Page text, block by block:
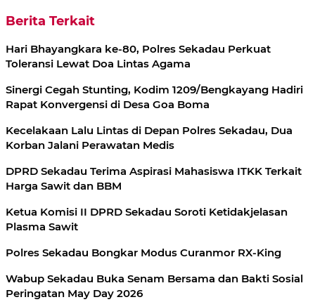
Berita Terkait
Hari Bhayangkara ke-80, Polres Sekadau Perkuat
Toleransi Lewat Doa Lintas Agama
Sinergi Cegah Stunting, Kodim 1209/Bengkayang Hadiri
Rapat Konvergensi di Desa Goa Boma
Kecelakaan Lalu Lintas di Depan Polres Sekadau, Dua
Korban Jalani Perawatan Medis
DPRD Sekadau Terima Aspirasi Mahasiswa ITKK Terkait
Harga Sawit dan BBM
Ketua Komisi II DPRD Sekadau Soroti Ketidakjelasan
Plasma Sawit
Polres Sekadau Bongkar Modus Curanmor RX-King
Wabup Sekadau Buka Senam Bersama dan Bakti Sosial
Peringatan May Day 2026